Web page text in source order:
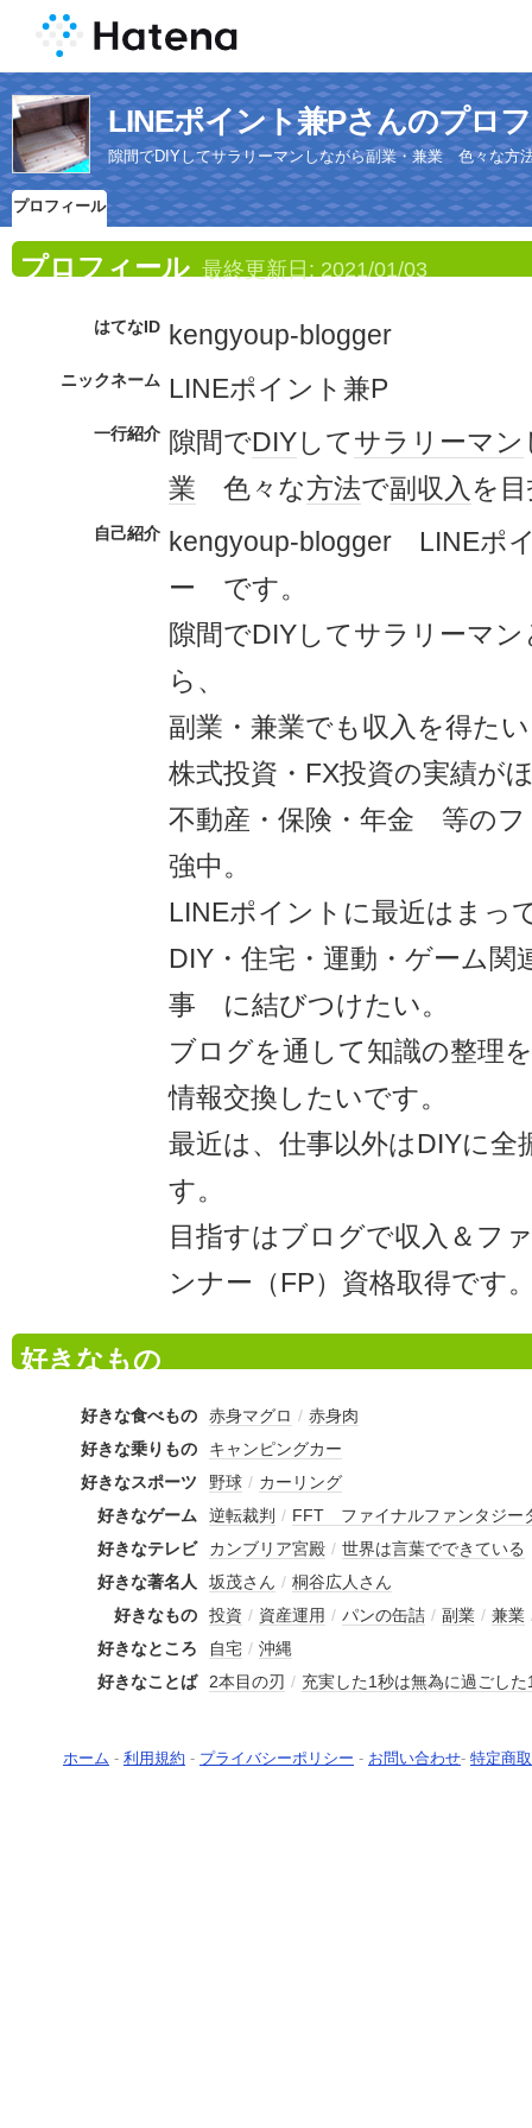
LINEポイント兼Pさんのプロ
隙間でDIYしてサラリーマンしながら副業・兼業 色々な方
プロフィール
プロフィール 最終更新日: 2021/01/03
はてなID kengyoup-blogger
ニックネーム LINEポイント兼P
一行紹介 隙間でDIYしてサラリーマン
業 色々な方法で副収入を
自己紹介
kengyoup-blogger LINEポ
ー です。
隙間でDIYしてサラリーマ
ら、
副業・兼業でも収入を得た
株式投資・FX投資の実績が
不動産・保険・年金 等のフ
強中。
LINEポイントに最近はまっ
DIY・住宅・運動・ゲーム
事 に結びつけたい。
ブログを通して知識の整理
情報交換したいです。
最近は、仕事以外はDIYに全
す。
目指すはブログで収入＆フ
ンナー（FP）資格取得です
好きなもの
好きな食べもの 赤身マグロ / 赤身肉
好きな乗りもの
キャンピングカー
好きなスポーツ
野球 / カーリング
好きなゲーム
逆転裁判 / FFT ファイナルファンタジー
好きなテレビ
カンブリア宮殿 / 世界は言葉でできている
好きな著名人
坂茂さん / 桐谷広人さん
好きなもの
投資 / 資産運用 / パンの缶詰 / 副業 / 兼業
好きなところ
自宅 / 沖縄
好きなことば
2本目の刃 / 充実した1秒は無為に過ごし
ホーム - 利用規約 - プライバシーポリシー - お問い合わせ- 特定商